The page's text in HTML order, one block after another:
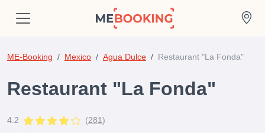
ME-Booking Mexico Agua Dulce Restaurant "La Fonda"
Restaurant "La Fonda"
4.2 (281)